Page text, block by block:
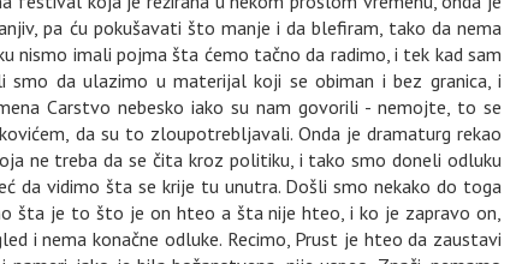
pa ću pokušavati što manje i da blefiram, tako da nema
nismo imali pojma šta ćemo tačno da radimo, i tek kad sam
smo da ulazimo u materijal koji se obiman i bez granica, i
Carstvo nebesko iako su nam govorili - nemojte, to se
da su to zloupotrebljavali. Onda je dramaturg rekao
ne treba da se čita kroz politiku, i tako smo doneli odluku
da vidimo šta se krije tu unutra. Došli smo nekako do toga
šta je to što je on hteo a šta nije hteo, i ko je zapravo on,
i nema konačne odluke. Recimo, Prust je hteo da zaustavi